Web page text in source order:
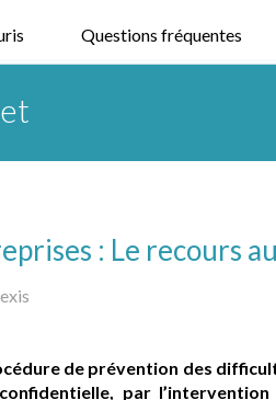
Questions fréquentes
: Le recours
de prévention des
par l’intervention